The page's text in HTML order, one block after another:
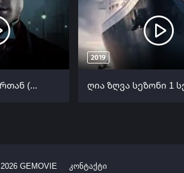
ინტერვიუ ვამპირთან (ქართულად) / Interview with the Vampire (Interviu Vampirebtan Qartulad) ქართულად 2022
2019
2026GEMOVIE კონტაქტი